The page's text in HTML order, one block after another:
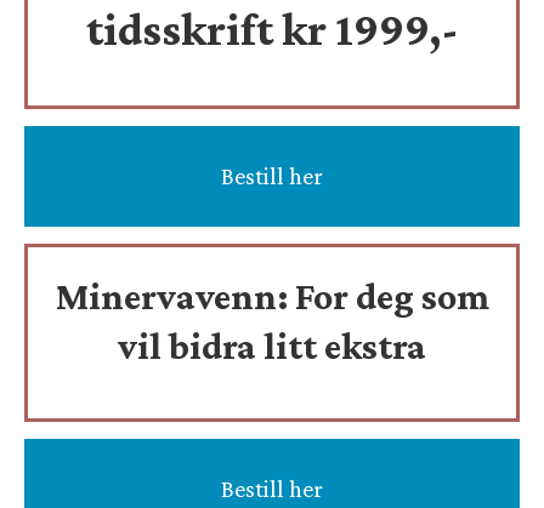
tidsskriftkr 1999,-
Bestill her
Minervavenn: For deg som
vil bidra litt ekstra
Bestill her